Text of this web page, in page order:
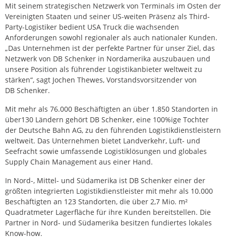
Mit seinem strategischen Netzwerk von Terminals im Osten der
Vereinigten Staaten und seiner US-weiten Präsenz als Third-
Party-Logistiker bedient USA Truck die wachsenden
Anforderungen sowohl regionaler als auch nationaler Kunden.
„Das Unternehmen ist der perfekte Partner für unser Ziel, das
Netzwerk von DB Schenker in Nordamerika auszubauen und
unsere Position als führender Logistikanbieter weltweit zu
stärken“, sagt Jochen Thewes, Vorstandsvorsitzender von
DB Schenker.
Mit mehr als 76.000 Beschäftigten an über 1.850 Standorten in
über130 Ländern gehört DB Schenker, eine 100%ige Tochter
der Deutsche Bahn AG, zu den führenden Logistikdienstleistern
weltweit. Das Unternehmen bietet Landverkehr, Luft- und
Seefracht sowie umfassende Logistiklösungen und globales
Supply Chain Management aus einer Hand.
In Nord-, Mittel- und Südamerika ist DB Schenker einer der
größten integrierten Logistikdienstleister mit mehr als 10.000
Beschäftigten an 123 Standorten, die über 2,7 Mio. m²
Quadratmeter Lagerfläche für ihre Kunden bereitstellen. Die
Partner in Nord- und Südamerika besitzen fundiertes lokales
Know-how.